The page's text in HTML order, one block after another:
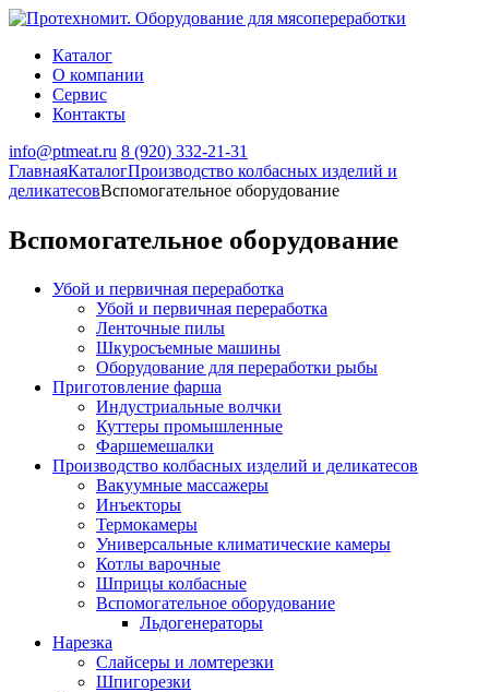
Каталог
О компании
Сервис
Контакты
info@ptmeat.ru 8 (920) 332-21-31
ГлавнаяКаталогПроизводство колбасных изделий и
деликатесовВспомогательное оборудование
Вспомогательное оборудование
Убой и первичная переработка
Убой и первичная переработка
Ленточные пилы
Шкуросъемные машины
Оборудование для переработки рыбы
Приготовление фарша
Индустриальные волчки
Куттеры промышленные
Фаршемешалки
Производство колбасных изделий и деликатесов
Вакуумные массажеры
Инъекторы
Термокамеры
Универсальные климатические камеры
Котлы варочные
Шприцы колбасные
Вспомогательное оборудование
Льдогенераторы
Нарезка
Слайсеры и ломтерезки
Шпигорезки